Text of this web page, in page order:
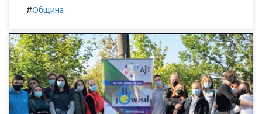
#Община